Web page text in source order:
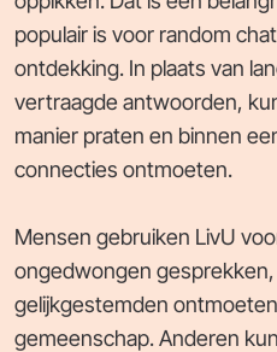
populair is voor random
ontdekking. In plaats van
vertraagde antwoorden,
manier praten en binnen
connecties ontmoeten.
Mensen gebruiken LivU
ongedwongen
gelijkgestemden
gemeenschap. Anderen